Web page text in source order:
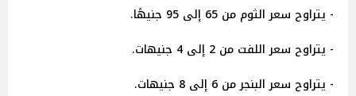
- يتراوح سعر الثوم من 65 إلى 95 جنيهًا.
- يتراوح سعر اللفت من 2 إلى 4 جنيهات.
- يتراوح سعر البنجر من 6 إلى 8 جنيهات.